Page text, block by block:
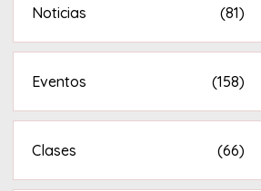
Noticias (81)
Eventos (158)
Clases (66)